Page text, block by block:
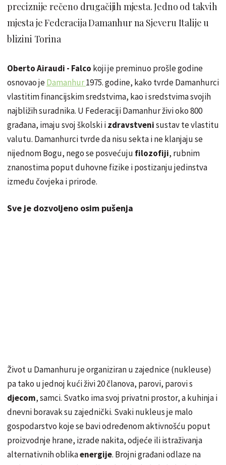
preciznije rečeno drugačijih mjesta. Jedno od takvih
mjesta je Federacija Damanhur na Sjeveru Italije u
blizini Torina
ObertoAiraudi - Falco koji je preminuo prošle godine
osnovao jeDamanhur1975. godine, kako tvrdeDamanhurci
vlastitim financijskim sredstvima, kao i sredstvima svojih
najbližih suradnika. U Federaciji Damanhur živi oko 800
građana, imaju svoj školski izdravstvenisustav te vlastitu
valutu. Damanhurcitvrde da nisu sekta i ne klanjaju se
nijednom Bogu, nego se posvećuju filozofiji, rubnim
znanostima poput duhovne fizike i postizanju jedinstva
između čovjeka i prirode.
Sve je dozvoljeno osim pušenja
Život u Damanhuru je organiziran u zajednice (nukleuse)
pa tako u jednoj kući živi 20 članova, parovi, parovi s
djecom, samci. Svatko ima svoj privatni prostor, a kuhinja i
dnevni boravak su zajednički. Svaki nukleus je malo
gospodarstvo koje se bavi određenom aktivnošću poput
proizvodnje hrane, izrade nakita, odjeće ili istraživanja
alternativnih oblikaenergije. Brojni građani odlaze na